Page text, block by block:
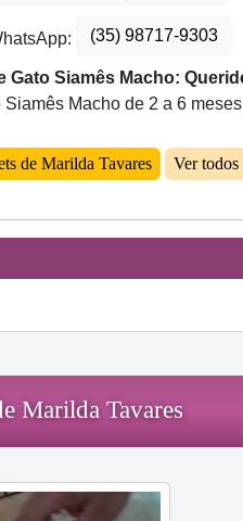
(35) 98717-9303
Gato Siamês Macho:
Macho de 2 a 6
de Marilda Tavares Ver todos
Marilda Tavares